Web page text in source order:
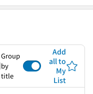
Group
by
title
Add
all to
My
List